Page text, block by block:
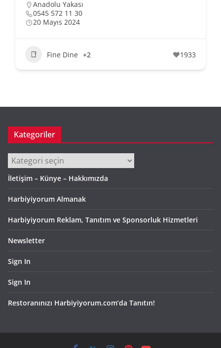
Anadolu Yakası
0545 572 11 30
20 Mayıs 2024
Fine Dine +2 1933
Kategoriler
Kategoriler
İletişim – Künye – Hakkımızda
Harbiyiyorum Almanak
Harbiyiyorum Reklam, Tanıtım ve Sponsorluk Hizmetleri
Newsletter
Sign In
Sign In
Restoranınızı Harbiyiyorum.com’da Tanıtın!